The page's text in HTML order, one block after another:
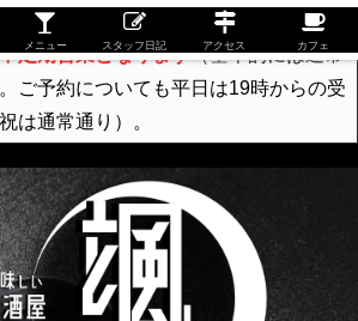
定期営業となります（基本的には通常
ご予約についても平日は19時からの受
は通常通り）。
メニュー スタッフ日記 アクセス カフェ